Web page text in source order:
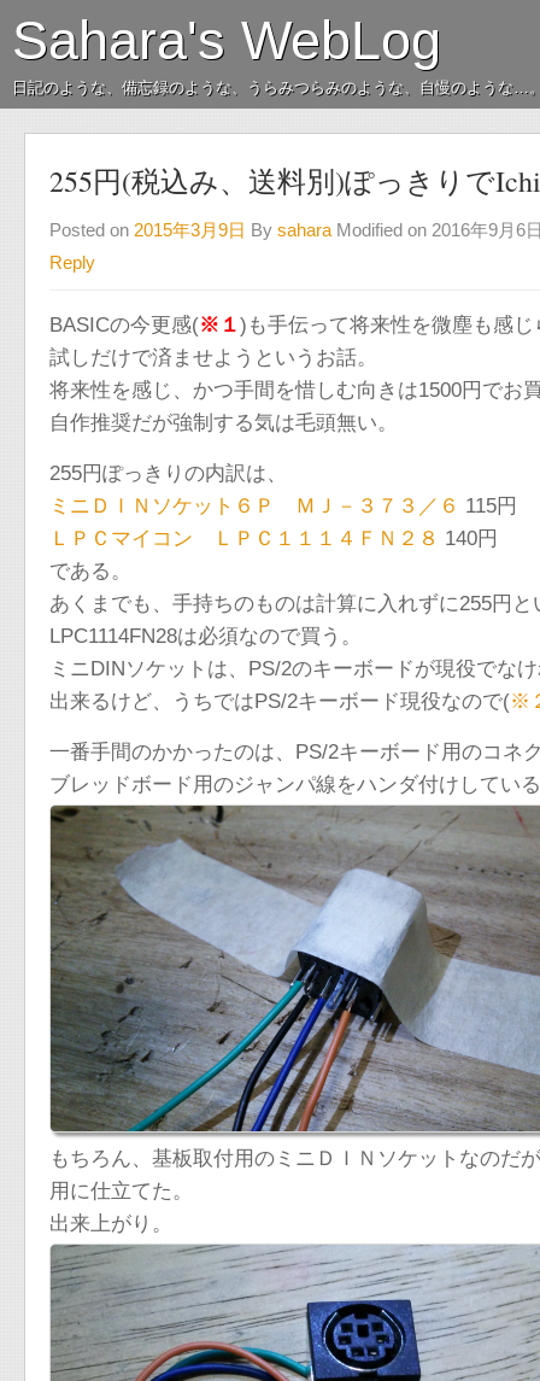
Sahara's WebLog
日記のような、備忘録のような、うらみつらみのような、自慢のような…
255円(税込み、送料別)ぽっきりで
Posted on 2015年3月9日 By sahara Modified on 2016年9月6
Reply
BASICの今更感(※１)も手伝って将来性を微塵も感
試しだけで済ませようというお話。
将来性を感じ、かつ手間を惜しむ向きは1500円でお
自作推奨だが強制する気は毛頭無い。
255円ぽっきりの内訳は、
ミニＤＩＮソケット６Ｐ ＭＪ－３７３／６ 115円
ＬＰＣマイコン ＬＰＣ１１１４ＦＮ２８ 140円
である。
あくまでも、手持ちのものは計算に入れずに255円
LPC1114FN28は必須なので買う。
ミニDINソケットは、PS/2のキーボードが現役でな
出来るけど、うちではPS/2キーボード現役なので(※
一番手間のかかったのは、PS/2キーボード用のコネ
ブレッドボード用のジャンパ線をハンダ付けしてい
もちろん、基板取付用のミニＤＩＮソケットなのだ
用に仕立てた。
出来上がり。